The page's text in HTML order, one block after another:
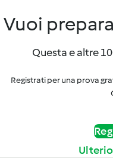
Vuoi
Questa e altre
Registrati per una prova